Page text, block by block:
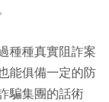
種種真實阻詐案
能俱備一定的防
騙集團的話術